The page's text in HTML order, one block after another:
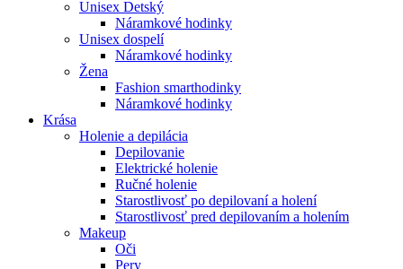
Unisex Detský
Náramkové hodinky
Unisex dospelí
Náramkové hodinky
Žena
Fashion smarthodinky
Náramkové hodinky
Krása
Holenie a depilácia
Depilovanie
Elektrické holenie
Ručné holenie
Starostlivosť po depilovaní a holení
Starostlivosť pred depilovaním a holením
Makeup
Oči
Pery